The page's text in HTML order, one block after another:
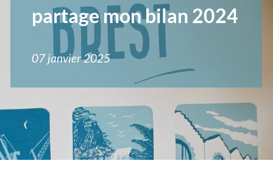
partage mon bilan 2024
07 janvier 2025